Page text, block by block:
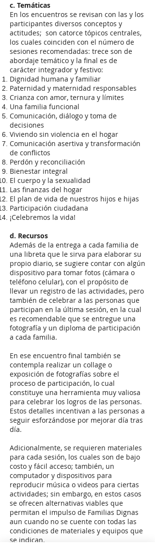
c. Temáticas
En los encuentros se revisan con las y los
participantes diversos conceptos y
actitudes; son catorce tópicos centrales,
los cuales coinciden con el número de
sesiones recomendadas: trece son de
abordaje temático y la final es de
carácter integrador y festivo:
Dignidad humana y familiar
Paternidad y maternidad responsables
Crianza con amor, ternura y límites
Una familia funcional
Comunicación, diálogo y toma de
decisiones
Viviendo sin violencia en el hogar
Comunicación asertiva y transformación
de conflictos
Perdón y reconciliación
Bienestar integral
El cuerpo y la sexualidad
Las finanzas del hogar
El plan de vida de nuestros hijos e hijas
Participación ciudadana
¡Celebremos la vida!
d. Recursos
Además de la entrega a cada familia de
una libreta que le sirva para elaborar su
propio diario, se sugiere contar con algún
dispositivo para tomar fotos (cámara o
teléfono celular), con el propósito de
llevar un registro de las actividades, pero
también de celebrar a las personas que
participan en la última sesión, en la cual
es recomendable que se entregue una
fotografía y un diploma de participación
a cada familia.
En ese encuentro final también se
contempla realizar un collage o
exposición de fotografías sobre el
proceso de participación, lo cual
constituye una herramienta muy valiosa
para celebrar los logros de las personas.
Estos detalles incentivan a las personas a
seguir esforzándose por mejorar día tras
día.
Adicionalmente, se requieren materiales
para cada sesión, los cuales son de bajo
costo y fácil acceso; también, un
computador y dispositivos para
reproducir música o videos para ciertas
actividades; sin embargo, en estos casos
se ofrecen alternativas viables que
permitan el impulso de Familias Dignas
aun cuando no se cuente con todas las
condiciones de materiales y equipos que
se indican.